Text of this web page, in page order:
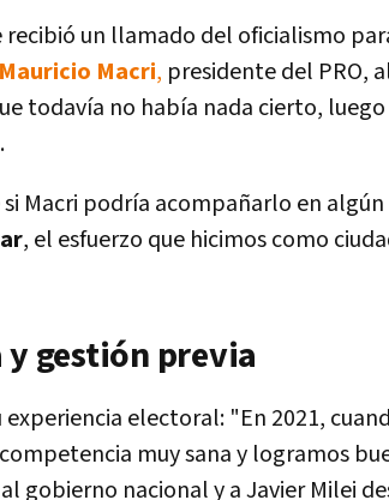
un llamado del oficialismo
Mauricio Macri, presidente del PRO,
todavía no había nada cierto,
Macri podría acompañarlo en
, el esfuerzo que hicimos como
y gestión previa
electoral: "En 2021,
muy sana y logramos
gobierno nacional y a Javier Milei